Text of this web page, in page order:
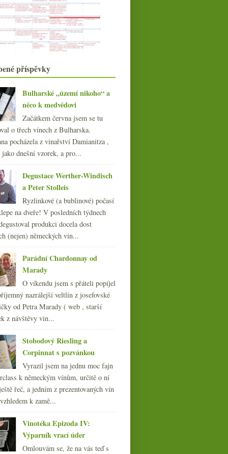
Vinaart a jeho mladá vína
Třináctiletý splín vinného
masochismu
Televizní vinařská reality show
Slavili jste Vavřince?
Ameriky
Kč v maloobcho...
Bourgogne Rouge jako Gamay z
Beaujolais?
Rudý fantom Burgenlandu
Mušle a (nejen) trapistická piva
Cuketové carpaccio k letnímu těkání
července(18)
června(22)
května (20)
dubna
března (23)
února
ledna (20)
(270)
(108)
příspěvky
Bulharské „území nikoho“ a
něco k medvědovi
Začátkem června jsem se tu
o třech vínech z Bulharska.
pocházela z vinařství Damianitza ,
jako dnešní vzorek, a pro...
Degustace Werther-Windisch
a Peter Stolleis
Ryzlinkové (a bublinové) počasí
na dveře! V posledních týdnech
produkci docela dost
(nejen) německých vin...
Parádní Chardonnay od
Marady
O víkendu jsem s přáteli popíjel
nazrálejší veltlín z josefovské
od Petra Marady ( web , starší
z návštěvy vin...
Stobodový Riesling a
Corpinnat s pozvánkou
Vyrazil jsem na jednu moc fajn
k německým vínům, určitě o ní
řeč, a jedním z prezentovaných vín
k zamě...
Vinotéka Epizoda IV:
Výparník vrací úder
Omlouvám se, že na vás teď s